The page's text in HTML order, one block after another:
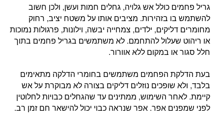
גריל פחמים כולל אש גלויה, גחלים חמות ועשן, ולכן חשוב
להשתמש בו בזהירות. מציבים אותו על משטח יציב, רחוק
מחומרים דליקים, ילדים, צמחייה יבשה, וילונות, פרגולות נמוכות
או ריהוט שעלול להתחמם. לא משתמשים בגריל פחמים בתוך
חלל סגור או במקום ללא אוורור.
בעת הדלקת הפחמים משתמשים בחומרי הדלקה מתאימים
בלבד, ולא שופכים נוזלים דליקים בצורה לא מבוקרת על אש
קיימת. לאחר השימוש, ממתינים עד שהגחלים כבויות לחלוטין
לפני שמפנים אפר. אפר שנראה כבוי יכול להישאר חם זמן רב.